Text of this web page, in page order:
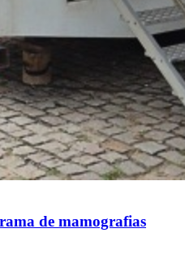
de mamografias